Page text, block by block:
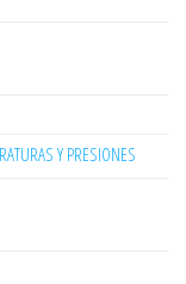
Y PRESIONES